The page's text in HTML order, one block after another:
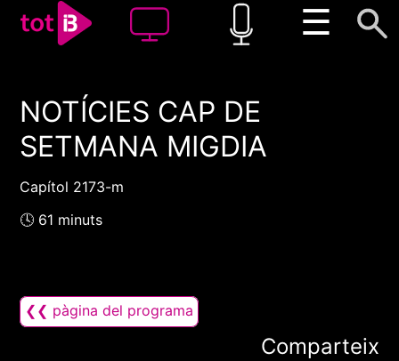
☰
00:00 00:00
1x
NOTÍCIES CAP DE
SETMANA MIGDIA
Capítol 2173-m
🕓 61 minuts
❮❮ pàgina del programa
Comparteix